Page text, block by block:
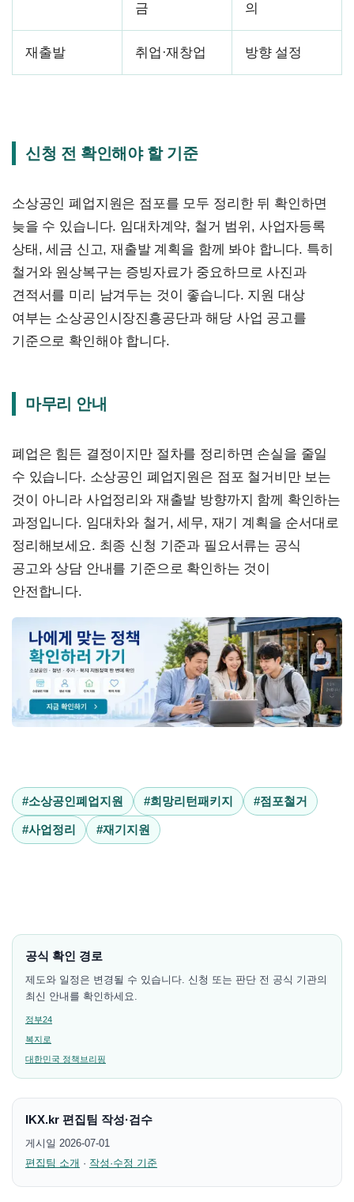
금
의
재출발 취업·재창업 방향 설정
신청 전 확인해야 할 기준
소상공인 폐업지원은 점포를 모두 정리한 뒤 확인하면
늦을 수 있습니다. 임대차계약, 철거 범위, 사업자등록
상태, 세금 신고, 재출발 계획을 함께 봐야 합니다. 특히
철거와 원상복구는 증빙자료가 중요하므로 사진과
견적서를 미리 남겨두는 것이 좋습니다. 지원 대상
여부는 소상공인시장진흥공단과 해당 사업 공고를
기준으로 확인해야 합니다.
마무리 안내
폐업은 힘든 결정이지만 절차를 정리하면 손실을 줄일
수 있습니다. 소상공인 폐업지원은 점포 철거비만 보는
것이 아니라 사업정리와 재출발 방향까지 함께 확인하는
과정입니다. 임대차와 철거, 세무, 재기 계획을 순서대로
정리해보세요. 최종 신청 기준과 필요서류는 공식
공고와 상담 안내를 기준으로 확인하는 것이
안전합니다.
#소상공인폐업지원 #희망리턴패키지 #점포철거
#사업정리 #재기지원
공식 확인 경로
제도와 일정은 변경될 수 있습니다. 신청 또는 판단 전 공식 기관의
최신 안내를 확인하세요.
정부24
복지로
대한민국 정책브리핑
IKX.kr 편집팀 작성·검수
게시일 2026-07-01
편집팀 소개 · 작성·수정 기준